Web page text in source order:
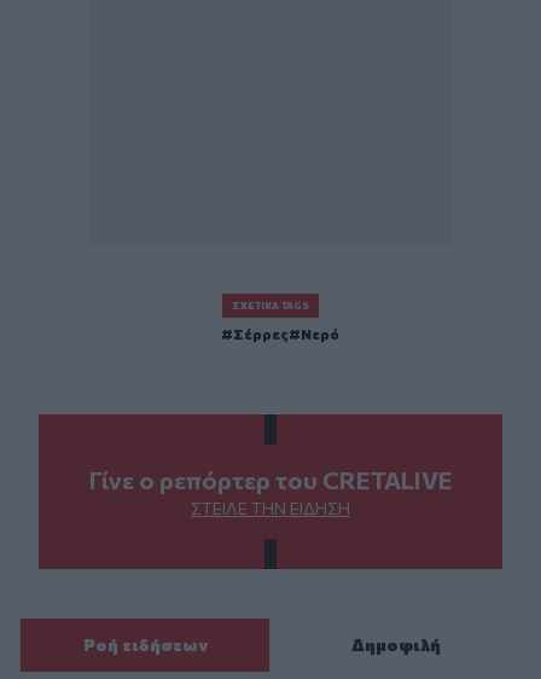
ΣΧΕΤΙΚΆ TAGS
Σέρρες Νερό
Γίνε ο ρεπόρτερ του CRETALIVE
ΣΤΕΊΛΕ ΤΗΝ ΕΊΔΗΣΗ
Ροή ειδήσεων Δημοφιλή